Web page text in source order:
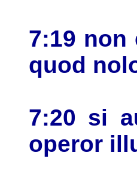
7:19 non
quod
7:20 si
operor